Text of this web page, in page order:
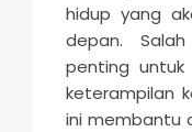
hidup yang
depan.
penting untuk
keterampilan
ini membantu